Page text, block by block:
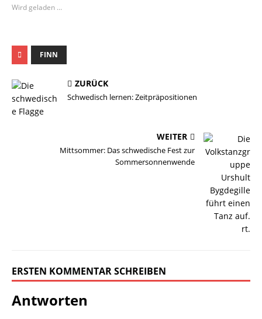
Wird geladen …
FINN
ZURÜCK
Schwedisch lernen: Zeitpräpositionen
WEITER
Mittsommer: Das schwedische Fest zur
Sommersonnenwende
ERSTEN KOMMENTAR SCHREIBEN
Antworten